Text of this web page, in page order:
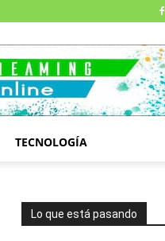
TECNOLOGÍA
Lo que está pasando